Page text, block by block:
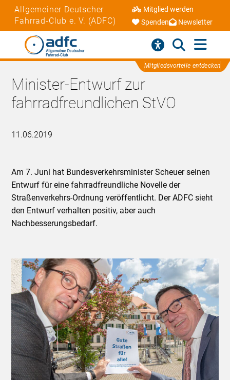
Allgemeiner Deutscher
Fahrrad-Club e. V. (ADFC)
Mitglied werden
Spenden
Newsletter
Mitgliedsvorteile entdecken
Minister-Entwurf zur
fahrradfreundlichen StVO
11.06.2019
Am 7. Juni hat Bundesverkehrsminister Scheuer seinen
Entwurf für eine fahrradfreundliche Novelle der
Straßenverkehrs-Ordnung veröffentlicht. Der ADFC sieht
den Entwurf verhalten positiv, aber auch
Nachbesserungsbedarf.